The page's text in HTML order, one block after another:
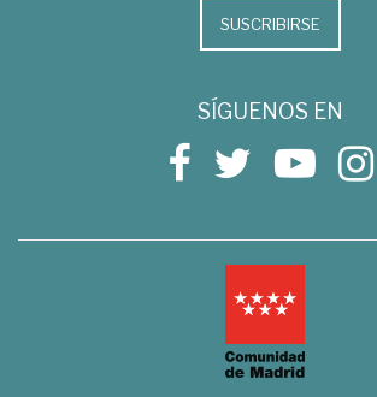
SUSCRIBIRSE
SÍGUENOS EN